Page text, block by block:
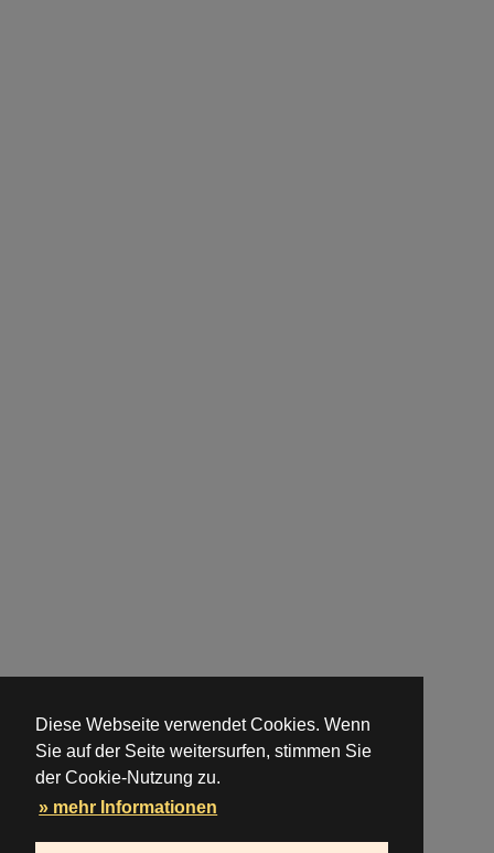
Diese Webseite verwendet Cookies. Wenn
Sie auf der Seite weitersurfen, stimmen Sie
der Cookie-Nutzung zu.
» mehr Informationen